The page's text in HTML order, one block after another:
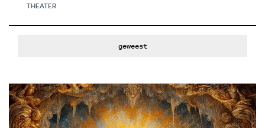
THEATER
geweest